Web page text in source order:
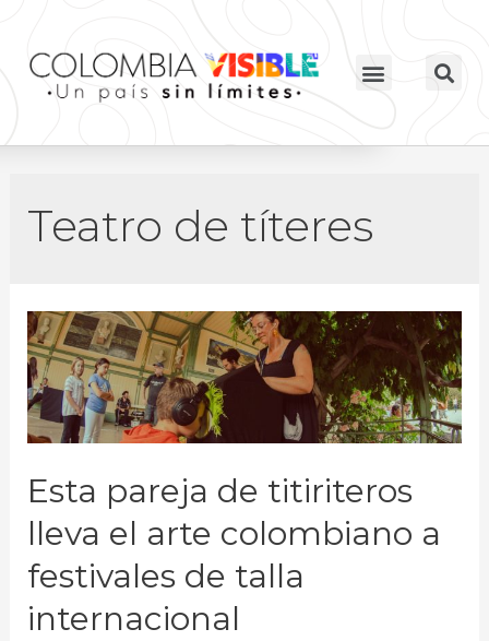
Teatro de títeres
Esta pareja de titiriteros
lleva el arte colombiano a
festivales de talla
internacional